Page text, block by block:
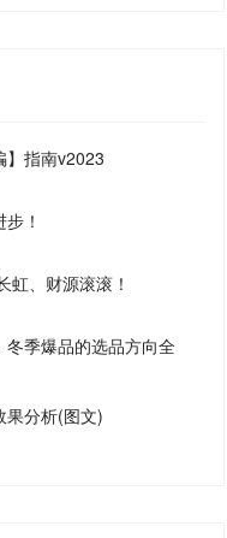
】指南v2023
！
虹、财源滚滚！
季爆品的选品方向全
果分析(图文)